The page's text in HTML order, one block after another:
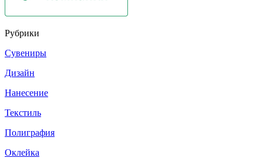
Рубрики
Сувениры
Дизайн
Нанесение
Текстиль
Полиграфия
Оклейка